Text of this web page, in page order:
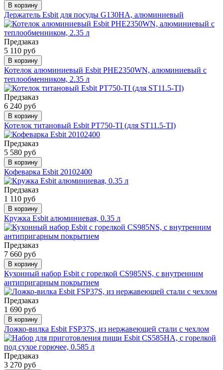
В корзину
Держатель Esbit для посуды G130HA, алюминиевый
Предзаказ
5 110 руб
В корзину
Котелок алюминиевый Esbit PHE2350WN, алюминиевый с
теплообменником, 2.35 л
Предзаказ
6 240 руб
В корзину
Котелок титановый Esbit PT750-TI (для ST11.5-TI)
Предзаказ
5 580 руб
В корзину
Кофеварка Esbit 20102400
Предзаказ
1 110 руб
В корзину
Кружка Esbit алюминиевая, 0.35 л
Предзаказ
7 660 руб
В корзину
Кухонный набор Esbit с горелкой CS985NS, с внутренним
антипригарным покрытием
Предзаказ
1 690 руб
В корзину
Ложко-вилка Esbit FSP37S, из нержавеющей стали с чехлом
Предзаказ
3 270 руб